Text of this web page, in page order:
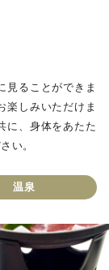
見ることができま
楽しみいただけま
に、身体をあたた
い。
温泉